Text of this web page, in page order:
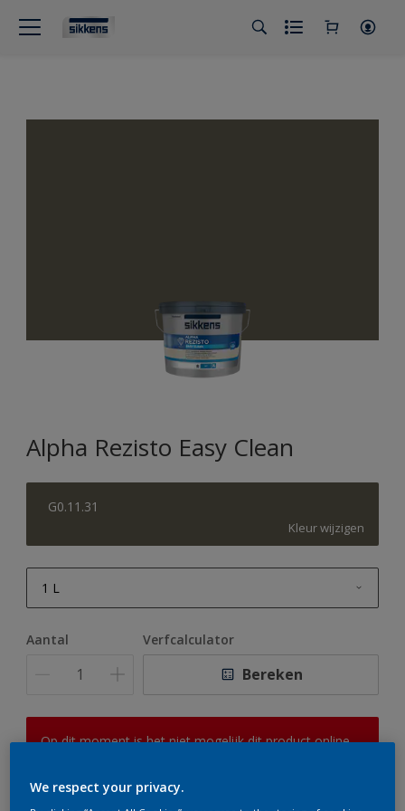
Alpha Rezisto Easy Clean
G0.11.31
Kleur wijzigen
1 L
10 L
Aantal Verfcalculator
Bereken
Op dit moment is het niet mogelijk dit product online
er hard aan om de voorraad aan te vullen.
We respect your privacy.